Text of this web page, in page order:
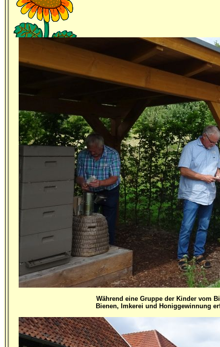
Während eine Gruppe der Kinder vom
Bienen, Imkerei und Honiggewinnung